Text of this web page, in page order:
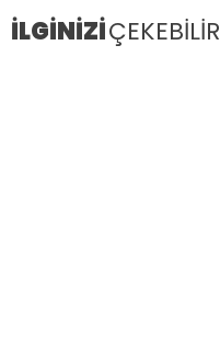
İLGİNİZİÇEKEBİLİR